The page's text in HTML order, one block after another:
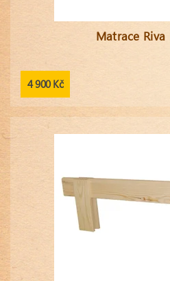
Matrace Riva
4 900 Kč